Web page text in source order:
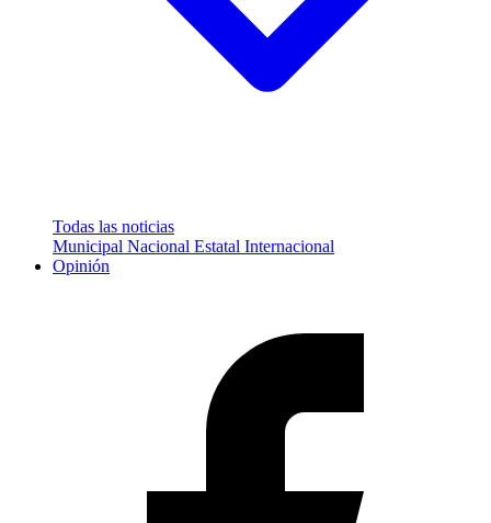
Todas las noticias
Municipal Nacional Estatal Internacional
Opinión